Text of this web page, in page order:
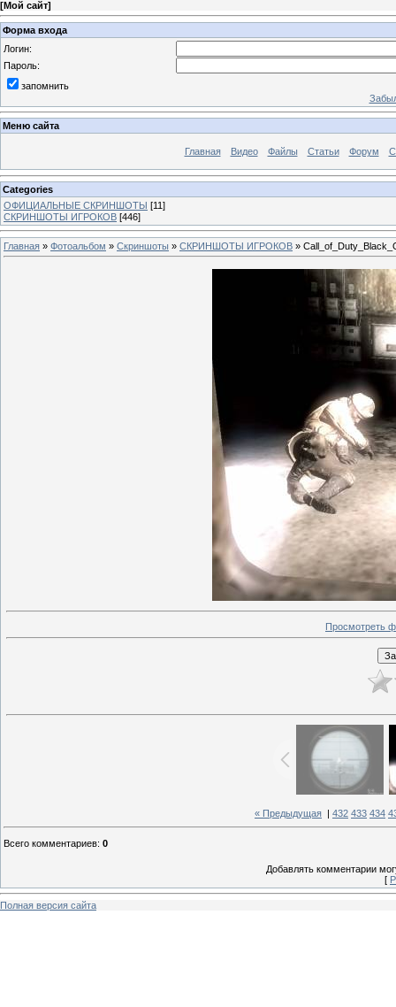
[Мой сайт]
Форма входа
Логин:
Пароль:
запомнить
Меню сайта
Главная Видео Файлы Статьи Форум
Categories
ОФИЦИАЛЬНЫЕ СКРИНШОТЫ [11]
СКРИНШОТЫ ИГРОКОВ [446]
Главная » Фотоальбом » Скриншоты » СКРИНШОТЫ ИГРОКОВ »
Просмотреть
« Предыдущая 432 433 434
Всего комментариев: 0
Добавлять комментарии
[
Полная версия сайта